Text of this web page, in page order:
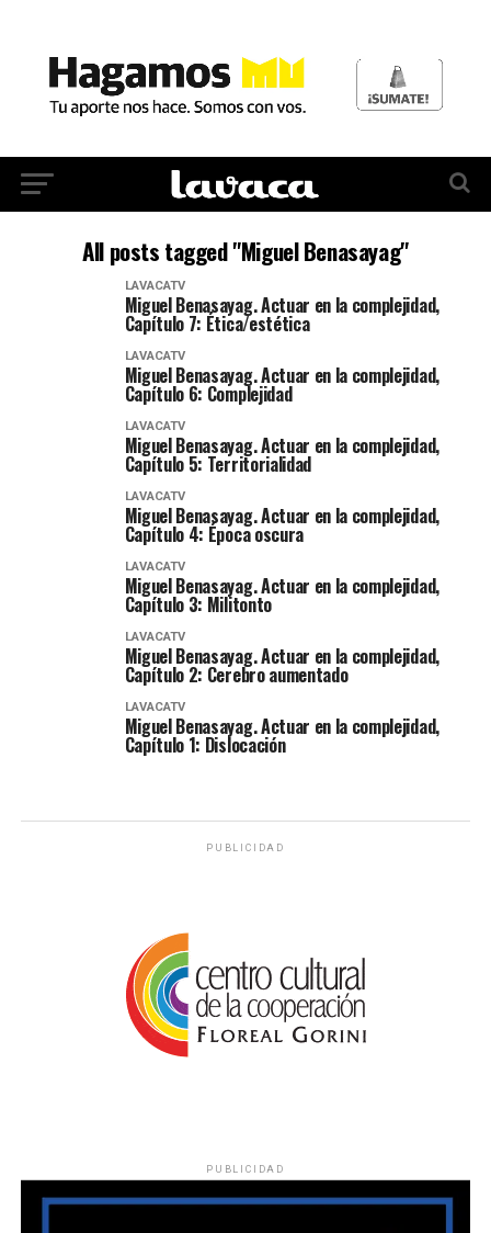
All posts tagged "Miguel Benasayag"
LAVACATV
Miguel Benasayag. Actuar en la complejidad,
Capítulo 7: Ética/estética
LAVACATV
Miguel Benasayag. Actuar en la complejidad,
Capítulo 6: Complejidad
LAVACATV
Miguel Benasayag. Actuar en la complejidad,
Capítulo 5: Territorialidad
LAVACATV
Miguel Benasayag. Actuar en la complejidad,
Capítulo 4: Época oscura
LAVACATV
Miguel Benasayag. Actuar en la complejidad,
Capítulo 3: Militonto
LAVACATV
Miguel Benasayag. Actuar en la complejidad,
Capítulo 2: Cerebro aumentado
LAVACATV
Miguel Benasayag. Actuar en la complejidad,
Capítulo 1: Dislocación
PUBLICIDAD
PUBLICIDAD